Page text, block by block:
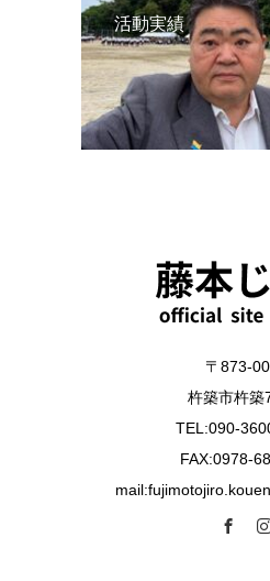
活動実績
〒873-
杵築市杵築
TEL:090-
FAX:0978-